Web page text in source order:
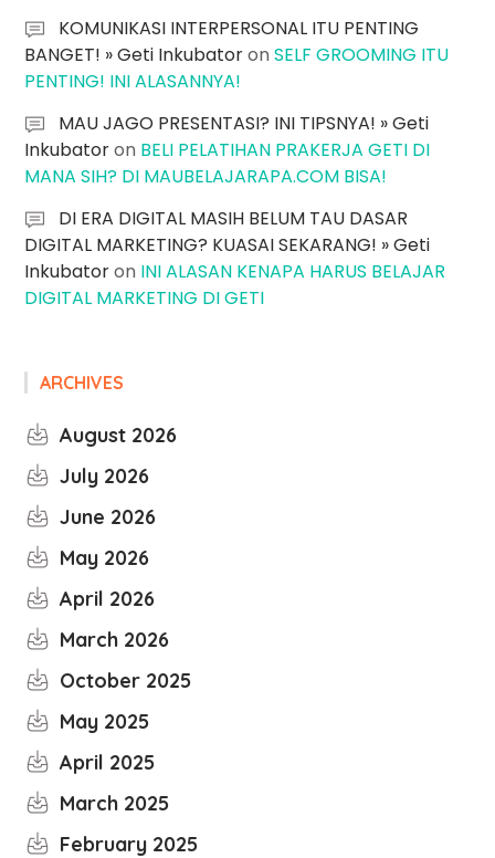
KOMUNIKASI INTERPERSONAL ITU PENTING
BANGET! » Geti InkubatoronSELF GROOMING ITU
PENTING! INI ALASANNYA!
MAU JAGO PRESENTASI? INI TIPSNYA! » Geti
Inkubatoron BELI PELATIHAN PRAKERJA GETI DI
MANA SIH? DI MAUBELAJARAPA.COM BISA!
DI ERA DIGITAL MASIH BELUM TAU DASAR
DIGITAL MARKETING? KUASAI SEKARANG! » Geti
Inkubatoron INI ALASAN KENAPA HARUS BELAJAR
DIGITAL MARKETING DI GETI
ARCHIVES
August 2026
July 2026
June 2026
May 2026
April 2026
March 2026
October 2025
May 2025
April 2025
March 2025
February 2025